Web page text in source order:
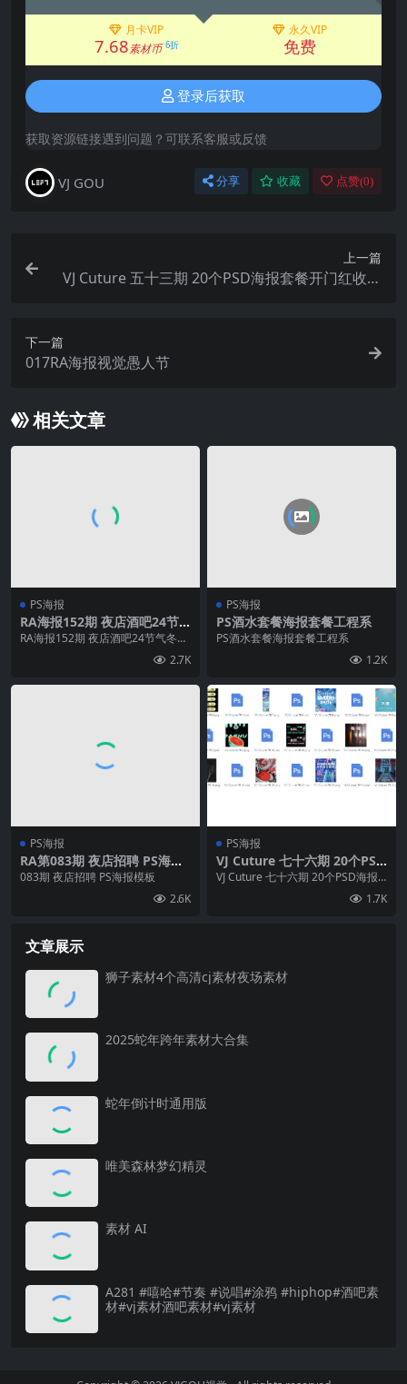
月卡VIP
7.68素材币 6折
永久VIP
免费
登录后获取
获取资源链接遇到问题？可联系客服或反馈
VJ GOU 分享 收藏 点赞(0)
上一篇
VJ Cuture 五十三期 20个PSD海报套餐开门红收官
下一篇
017RA海报视觉愚人节
相关文章
PS海报
RA海报152期 夜店酒吧24节
气冬至/平安夜/圣诞节PS海报
RA海报152期 夜店酒吧24节气冬
2.7K
PS海报
PS酒水套餐海报套餐工程系
PS酒水套餐海报套餐工程系
1.2K
PS海报
RA第083期 夜店招聘 PS海报
模板
083期 夜店招聘 PS海报模板
2.6K
PS海报
VJ Cuture 七十六期 20个PSD
海报套餐开门红收官之战等
VJ Cuture 七十六期 20个PSD海报
1.7K
文章展示
狮子素材4个高清cj素材夜场素材
2025蛇年跨年素材大合集
蛇年倒计时通用版
唯美森林梦幻精灵
素材 AI
A281 #嘻哈#节奏 #说唱#涂鸦 #hiphop#酒吧素
材#vj素材酒吧素材#vj素材